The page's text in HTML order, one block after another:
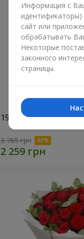
19 красных роз с
3 765 грн
Информация с
сайт или
обрабатывать
Некоторые
законного
страницы.